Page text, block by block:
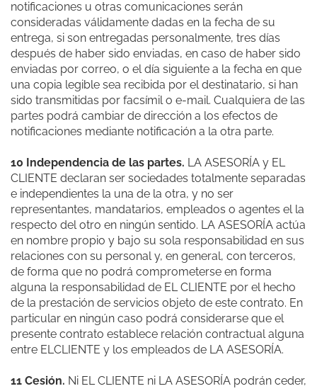
notificaciones u otras comunicaciones serán
consideradas válidamente dadas en la fecha de su
entrega, si son entregadas personalmente, tres días
después de haber sido enviadas, en caso de haber sido
enviadas por correo, o el día siguiente a la fecha en que
una copia legible sea recibida por el destinatario, si han
sido transmitidas por facsímil o e-mail. Cualquiera de las
partes podrá cambiar de dirección a los efectos de
notificaciones mediante notificación a la otra parte.
10 Independencia de las partes. LA ASESORÍA y EL
CLIENTE declaran ser sociedades totalmente separadas
e independientes la una de la otra, y no ser
representantes, mandatarios, empleados o agentes el la
respecto del otro en ningún sentido. LA ASESORÍA actúa
en nombre propio y bajo su sola responsabilidad en sus
relaciones con su personal y, en general, con terceros,
de forma que no podrá comprometerse en forma
alguna la responsabilidad de EL CLIENTE por el hecho
de la prestación de servicios objeto de este contrato. En
particular en ningún caso podrá considerarse que el
presente contrato establece relación contractual alguna
entre ELCLIENTE y los empleados de LA ASESORÍA.
11 Cesión. Ni EL CLIENTE ni LA ASESORÍA podrán ceder,